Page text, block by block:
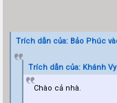
Trích dẫn của: Bảo Phúc
Trích dẫn của: Khánh Vy
Chào cả nhà.